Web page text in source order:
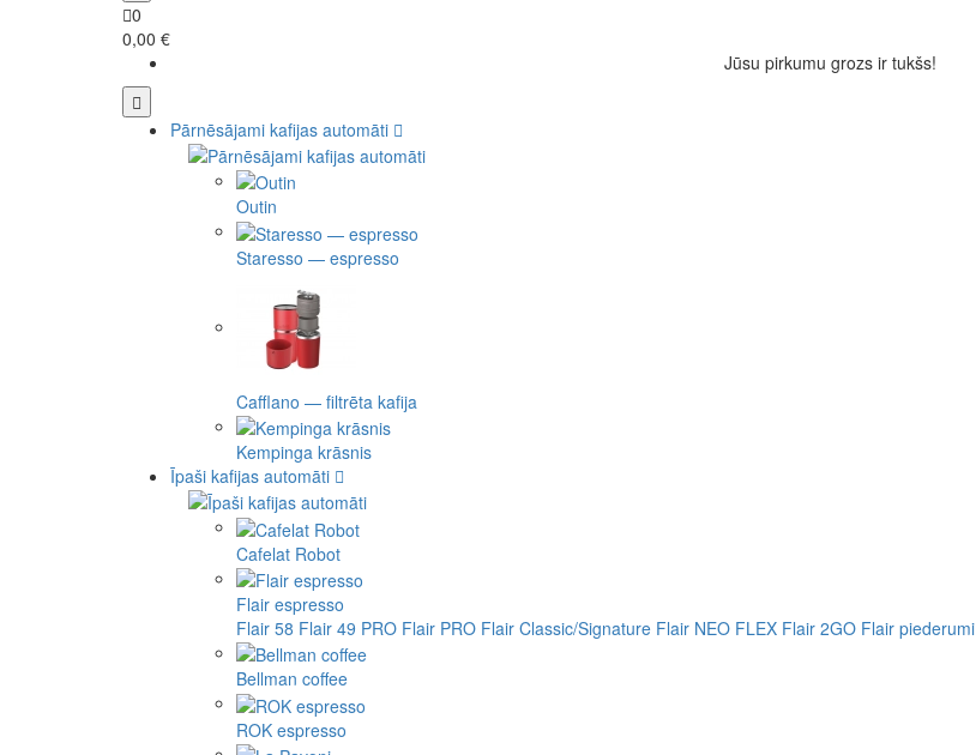
0
0,00 €
Jūsu pirkumu grozs ir tukšs!
Pārnēsājami kafijas automāti
Outin
Staresso — espresso
Cafflano — filtrēta kafija
Kempinga krāsnis
Īpaši kafijas automāti
Cafelat Robot
Flair espresso
Flair 58 Flair 49 PRO Flair PRO Flair Classic/Signature Flair NEO FLEX Flair 2GO Flair piederumi
Bellman coffee
ROK espresso